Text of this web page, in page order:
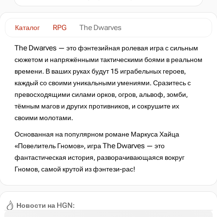
Новости на HGN:
Каталог RPG The Dwarves
The Dwarves — это фэнтезийная ролевая игра с сильным
сюжетом и напряжёнными тактическими боями в реальном
времени. В ваших руках будут 15 играбельных героев,
каждый со своими уникальными умениями. Сразитесь с
превосходящими силами орков, огров, альвоф, зомби,
тёмным магов и других противников, и сокрушите их
своими молотами.
Основанная на популярном романе Маркуса Хайца
«Повелитель Гномов», игра The Dwarves — это
фантастическая история, разворачивающаяся вокруг
Гномов, самой крутой из фэнтези-рас!
-15%по промокоду:
1234 ₽
-5% по промокоду:
HOTGAMEHQ
1234 ₽
нет в наличии